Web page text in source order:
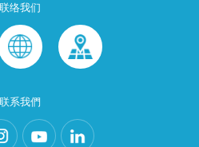
联络我们
联系我們